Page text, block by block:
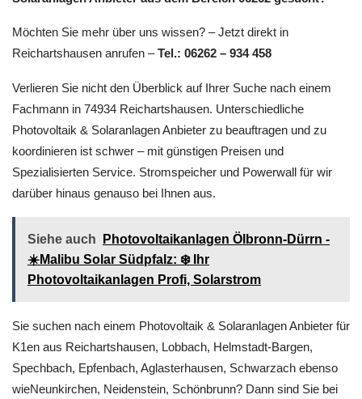
Möchten Sie mehr über uns wissen? – Jetzt direkt in
Reichartshausen anrufen –Tel.: 06262 – 934 458
Verlieren Sie nicht den Überblick auf Ihrer Suche nach einem
Fachmann in 74934 Reichartshausen. Unterschiedliche
Photovoltaik & Solaranlagen Anbieter zu beauftragen und zu
koordinieren ist schwer – mit günstigen Preisen und
Spezialisierten Service. Stromspeicher und Powerwall für wir
darüber hinaus genauso bei Ihnen aus.
Siehe auch
Photovoltaikanlagen Ölbronn-Dürrn -
☀️Malibu Solar Südpfalz: ❄️ Ihr
Photovoltaikanlagen Profi, Solarstrom
Sie suchen nach einem Photovoltaik & Solaranlagen Anbieter für
K1en aus Reichartshausen, Lobbach, Helmstadt-Bargen,
Spechbach, Epfenbach, Aglasterhausen, Schwarzach ebenso
wieNeunkirchen, Neidenstein, Schönbrunn? Dann sind Sie bei